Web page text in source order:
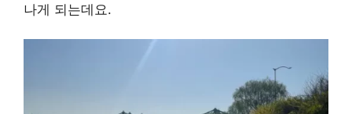
나게 되는데요.